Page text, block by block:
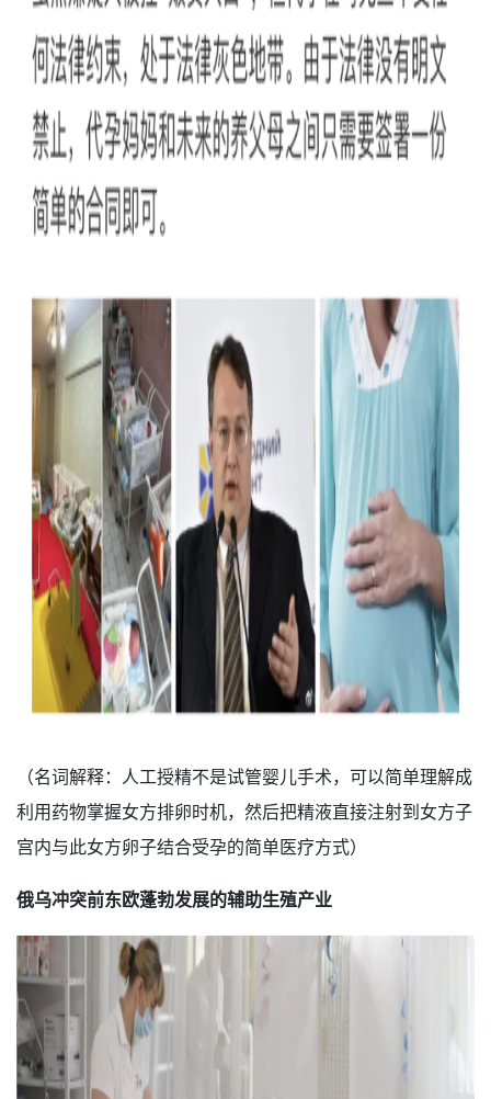
（名词解释：人工授精不是试管婴儿手术，可以简单理解成
利用药物掌握女方排卵时机，然后把精液直接注射到女方子
宫内与此女方卵子结合受孕的简单医疗方式）
俄乌冲突前东欧蓬勃发展的辅助生殖产业